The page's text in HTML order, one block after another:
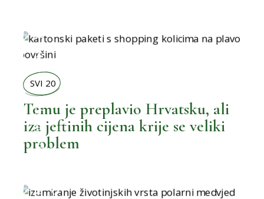
BOLJI ŽIVOT
BOLJI ŽIVOT
,
SVI 20
Temu je preplavio Hrvatsku, ali
iza jeftinih cijena krije se veliki
problem